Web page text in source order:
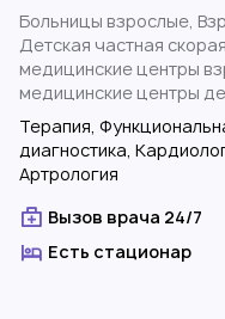
Больницы взрослые,
Детская частная
медицинские центры
медицинские центры
Терапия,
диагностика,
Артрология
Вызов врача 24/7
Есть стационар